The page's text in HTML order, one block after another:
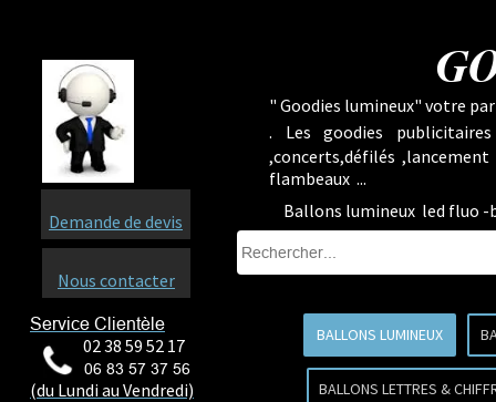
Service Clientèle
02 38 59 52 17
06 83 57 37 56
(du Lundi au Vendredi)
Demande de devis
Nous contacter
" Goodies lumineux" votre
. Les goodies
,concerts,défilés
flambeaux ...
Ballons lumineux led fluo
BALLONS LUMINEUX
BALLONS LETTRES &